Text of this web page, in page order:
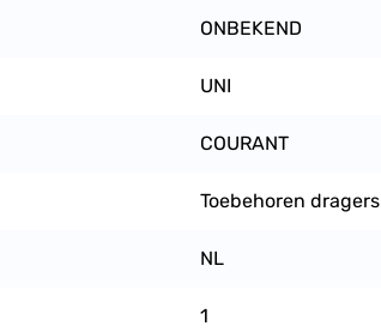
ONBEKEND
UNI
COURANT
Toebehoren dragers
NL
1